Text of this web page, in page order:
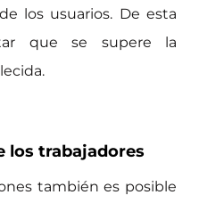
los usuarios. De esta
que se supere la
los trabajadores
también es posible